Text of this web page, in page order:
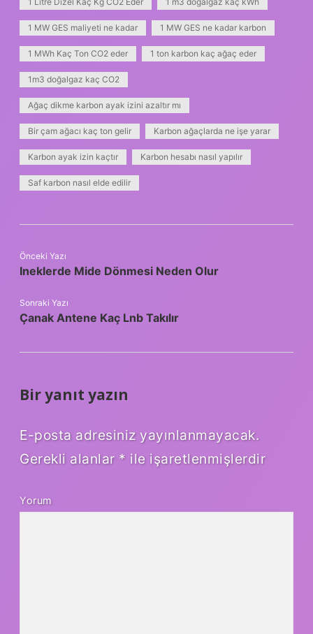
1 MW GES maliyeti ne kadar 1 MW GES ne kadar karbon
1 MWh Kaç Ton CO2 eder 1 ton karbon kaç ağaç eder
1m3 doğalgaz kaç CO2
Ağaç dikme karbon ayak izini azaltır mı
Bir çam ağacı kaç ton gelir Karbon ağaçlarda ne işe yarar
Karbon ayak izin kaçtır Karbon hesabı nasıl yapılır
Saf karbon nasıl elde edilir
Önceki Yazı
Ineklerde Mide Dönmesi Neden Olur
Sonraki Yazı
Çanak Antene Kaç Lnb Takılır
Bir yanıt yazın
E-posta adresiniz yayınlanmayacak.
Gerekli alanlar * ile işaretlenmişlerdir
Yorum